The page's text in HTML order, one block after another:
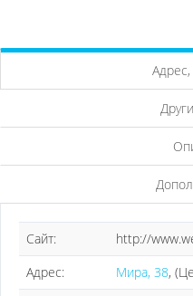
Сайт:
http://
Адрес:
Мира, 38,